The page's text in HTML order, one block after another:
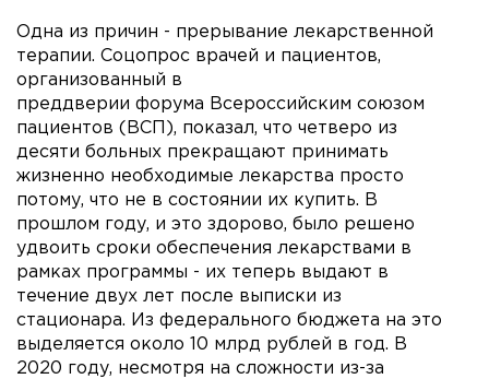
Одна из причин - прерывание лекарственной
терапии. Соцопрос врачей и пациентов,
организованный в
преддверии форума Всероссийским союзом
пациентов (ВСП), показал, что четверо из
десяти больных прекращают принимать
жизненно необходимые лекарства просто
потому, что не в состоянии их купить. В
прошлом году, и это здорово, было решено
удвоить сроки обеспечения лекарствами в
рамках программы - их теперь выдают в
течение двух лет после выписки из
стационара. Из федерального бюджета на это
выделяется около 10 млрд рублей в год. В
2020 году, несмотря на сложности из-за